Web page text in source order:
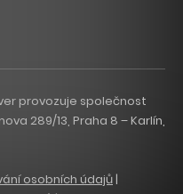
provozuje společnost
289/13, Praha 8 – Karlín,
osobních údajů |